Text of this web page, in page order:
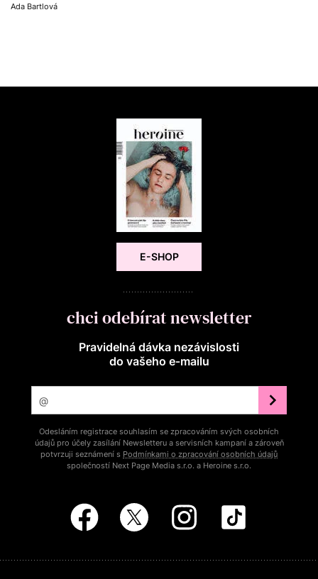
Ada Bartlová
E-SHOP
chci odebírat newsletter
Pravidelná dávka nezávislosti
do vašeho e‑mailu
Odesláním registrace souhlasím se zpracováním svých osobních
údajů pro účely zasílání Newsletteru a servisních kampaní a zároveň
potvrzuji seznámení s Podmínkami o zpracování osobních údajů
společností Next Page Media s.r.o. a Heroine s.r.o.